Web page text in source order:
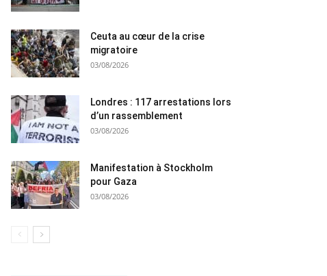
Ceuta au cœur de la crise
migratoire
03/08/2026
Londres : 117 arrestations lors
d’un rassemblement
03/08/2026
Manifestation à Stockholm
pour Gaza
03/08/2026